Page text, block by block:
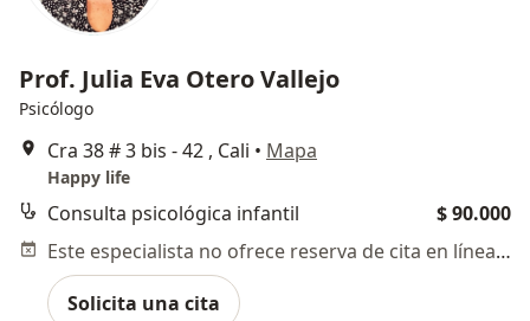
Prof. Julia Eva Otero Vallejo
Psicólogo
Cra 38 # 3 bis - 42 , Cali • Mapa
Happy life
Consulta psicológica infantil
$ 90.000
Este especialista no ofrece reserva de cita en línea en esta dirección.
Solicita una cita